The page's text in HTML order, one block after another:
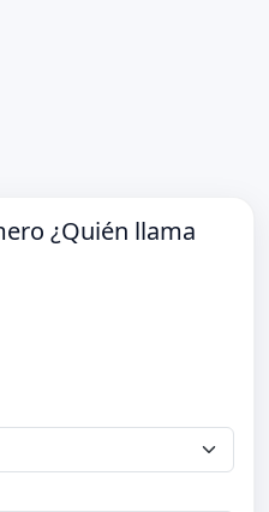
¿Quién llama